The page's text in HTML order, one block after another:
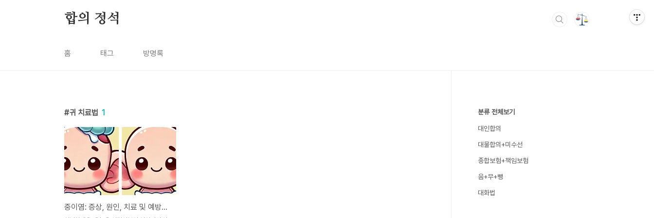
합의 정석
홈 태그 방명록
귀 치료법 1
중이염: 증상, 원인, 치료 및 예방까지 알아보는 완벽 가이드
분류 전체보기
대인합의
대물합의+미수선
종합보험+책임보험
음+무+뺑
대화법